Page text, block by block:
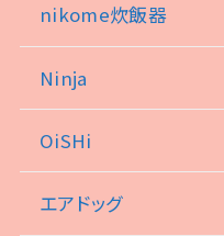
nikome炊飯器
Ninja
OiSHi
エアドッグ